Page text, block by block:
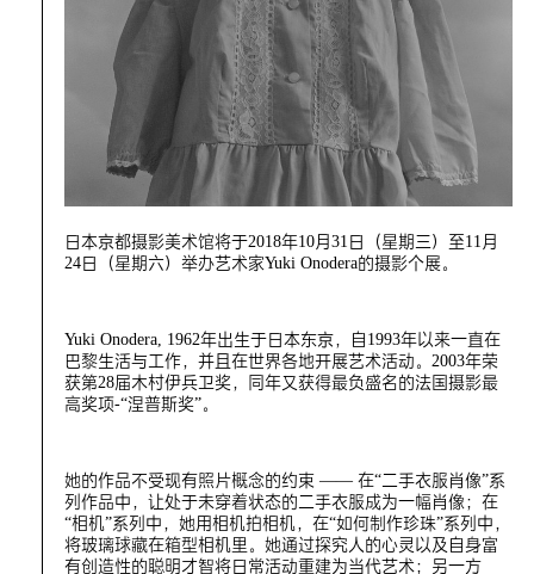
日本京都摄影美术馆将于2018年10月31日（星期三）至11月
24日（星期六）举办艺术家Yuki Onodera的摄影个展。
Yuki Onodera, 1962年出生于日本东京，自1993年以来一直在
巴黎生活与工作，并且在世界各地开展艺术活动。2003年荣
获第28届木村伊兵卫奖，同年又获得最负盛名的法国摄影最
高奖项-“涅普斯奖”。
她的作品不受现有照片概念的约束 —— 在“二手衣服肖像”系
列作品中，让处于未穿着状态的二手衣服成为一幅肖像；在
“相机”系列中，她用相机拍相机，在“如何制作珍珠”系列中，
将玻璃球藏在箱型相机里。她通过探究人的心灵以及自身富
有创造性的聪明才智将日常活动重建为当代艺术；另一方